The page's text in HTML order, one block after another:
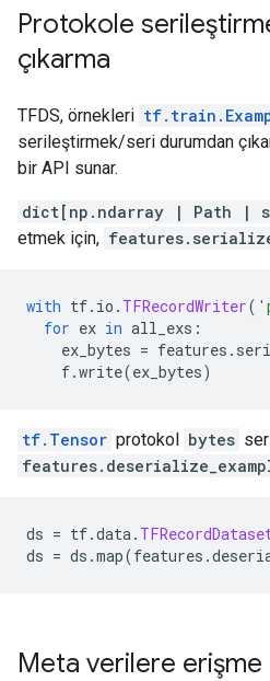
Protokole
çıkarma
TFDS, örnekleri
serileştirmek/seri durumdan
bir API sunar.
dict[np.ndarray | Path
etmek için,
with tf. io . TFRecordWriter(
for ex in all_exs :
ex_bytes = features .
f.write(ex_bytes)
tf.Tensor protokol bytes
ds = tf.data.
ds = ds .map(features .
Meta verilere erişme